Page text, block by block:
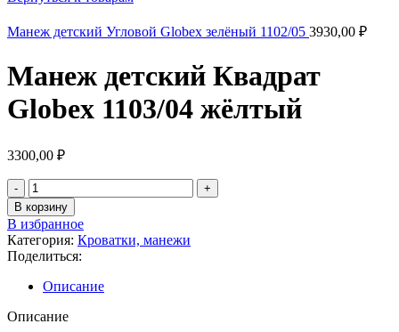
Манеж детский Угловой Globex зелёный 1102/05 3930,00 ₽
Манеж детский Квадрат
Globex 1103/04 жёлтый
3300,00 ₽
В корзину
В избранное
Категория: Кроватки, манежи
Поделиться:
Описание
Описание